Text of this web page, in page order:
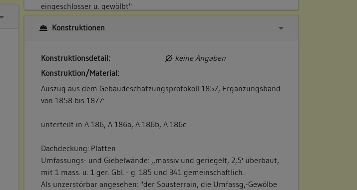
eingeschlosser u. gewölbt"
186c
Küche: (Laboratorium) im 2 Stok 1 Speiskammer"
Vorgefundener Zustand (z.B. Schäden, Vorzustand):
keine Angaben
Bestand/Ausstattung:
Konstruktionen
Konstruktionsdetail:
keine Angaben
Konstruktion/Material:
Auszug aus dem Gebäudeschätzungsprotokoll 1857, Ergänzungsband
von 1858 bis 1877:
unterteilt in A 186, A 186a, A 186b, A 186c
Dachdeckung: Platten
Umfassungs- und Giebelwände: ,,massiv und geriegelt, 2,5' überbaut,
mit 1 mass. u. 1 ger. Gbl. - g. 185 und 341 gemeinschaftlich.
Als unzerstörbar angesehen: "der Sousterrain, die Umfassg,-Gewölbe